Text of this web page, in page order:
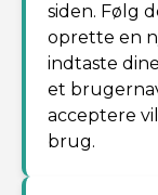
siden. Følg
oprette en
indtaste
et
acceptere
brug.